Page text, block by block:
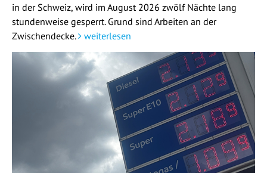
in der Schweiz, wird im August 2026 zwölf Nächte lang
stundenweise gesperrt. Grund sind Arbeiten an der
Zwischendecke.
weiterlesen